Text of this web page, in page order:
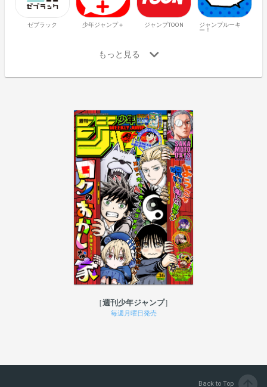
ゼブラック 少年ジャンプ＋ ジャンプTOON
ジャンプルーキ
ー！
週刊少年ジャンプ
毎週月曜日発売
Back to Top